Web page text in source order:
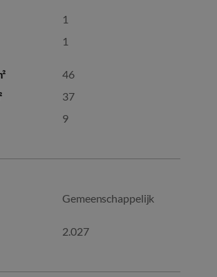
1
1
46
37
9
Gemeenschappelijk
2.027